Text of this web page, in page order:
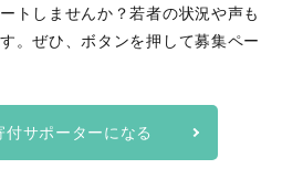
トしませんか？若者の状況や声も
。ぜひ、ボタンを押して募集ペー
付サポーターになる